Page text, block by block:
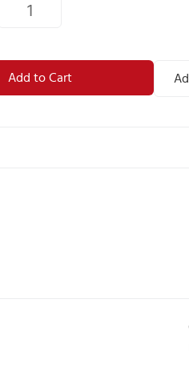
Add to Cart